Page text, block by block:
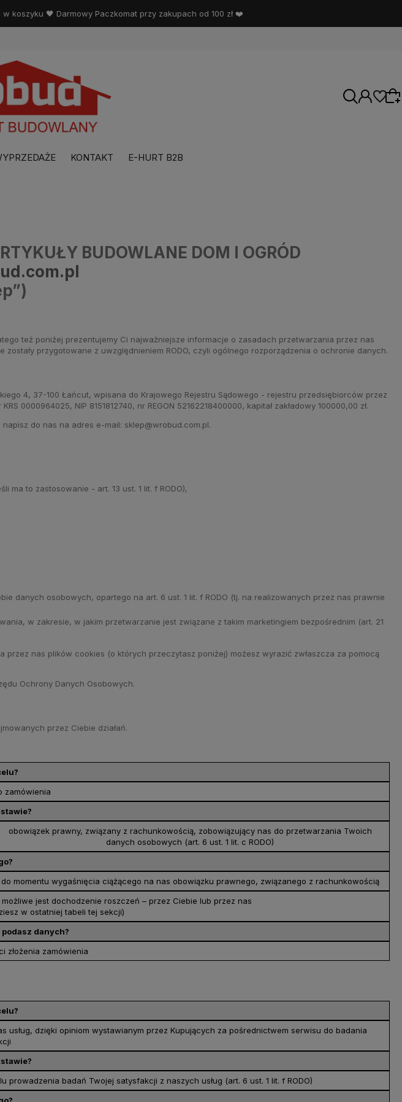
w koszyku 🖤 Darmowy Paczkomat przy zakupach od 100 zł ❤️
KONTAKT E-HURT B2B
BUDOWLANE DOM I OGRÓD
też poniżej prezentujemy Ci najważniejsze informacje o zasadach przetwarzania przez nas
przygotowane z uwzględnieniem RODO, czyli ogólnego rozporządzenia o ochronie danych.
4, 37-100 Łańcut, wpisana do Krajowego Rejestru Sądowego - rejestru przedsiębiorców przez
0000964025, NIP 8151812740, nr REGON 52162218400000, kapitał zakładowy 100000,00 zł.
do nas na adres e-mail: sklep@wrobud.com.pl.
ma to zastosowanie - art. 13 ust. 1 lit. f RODO),
danych osobowych, opartego na art. 6 ust. 1 lit. f RODO (tj. na realizowanych przez nas prawnie
w zakresie, w jakim przetwarzanie jest związane z takim marketingiem bezpośrednim (art. 21
nas plików cookies (o których przeczytasz poniżej) możesz wyrazić zwłaszcza za pomocą
Ochrony Danych Osobowych.
przez Ciebie działań.
zamówienia
obowiązek prawny, związany z rachunkowością, zobowiązujący nas do przetwarzania Twoich
danych osobowych (art. 6 ust. 1 lit. c RODO)
do momentu wygaśnięcia ciążącego na nas obowiązku prawnego, związanego z rachunkowością
jest dochodzenie roszczeń – przez Ciebie lub przez nas
w ostatniej tabeli tej sekcji)
danych?
złożenia zamówienia
dzięki opiniom wystawianym przez Kupujących za pośrednictwem serwisu do badania
badań Twojej satysfakcji z naszych usług (art. 6 ust. 1 lit. f RODO)